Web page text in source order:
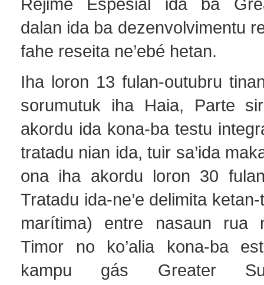
dalan ida ba dezenvolvimentu
fahe reseita ne’ebé hetan.
Iha loron 13 fulan-outubru
sorumutuk iha Haia, Parte
akordu ida kona-ba testu
tratadu nian ida, tuir sa’ida
ona iha akordu loron 30
Tratadu ida-ne’e delimita
marítima) entre nasaun rua
Timor no ko’alia kona-ba
kampu gás Greater